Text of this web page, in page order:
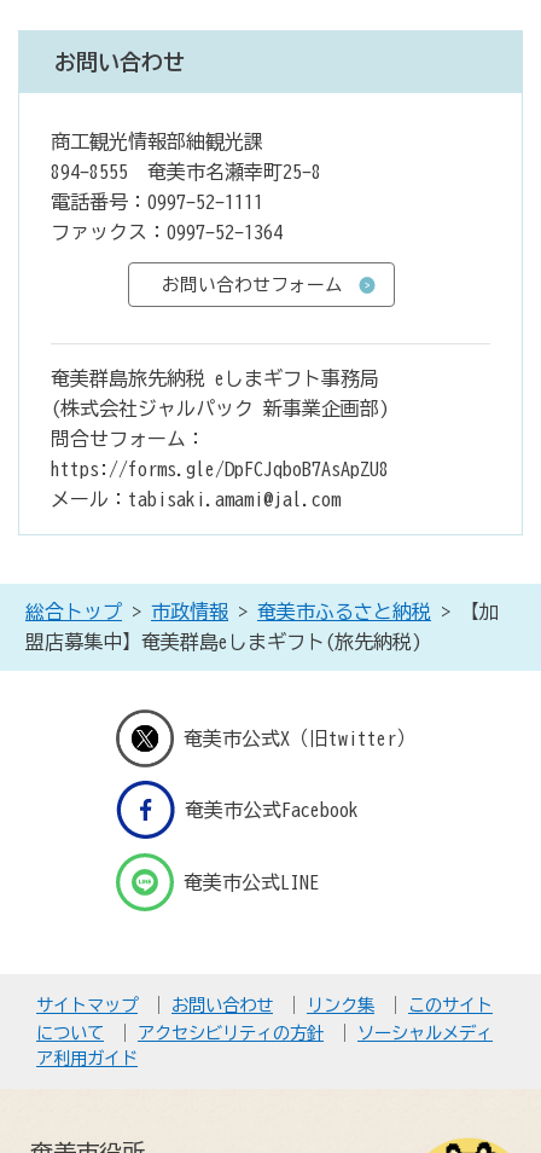
お問い合わせ
商工観光情報部紬観光課
894-8555 奄美市名瀬幸町25-8
電話番号：0997-52-1111
ファックス：0997-52-1364
奄美群島旅先納税 eしまギフト事務局
(株式会社ジャルパック 新事業企画部)
問合せフォーム：
https://forms.gle/DpFCJqboB7AsApZU8
メール：tabisaki.amami@jal.com
総合トップ > 市政情報 > 奄美市ふるさと納税 > 【加
盟店募集中】奄美群島eしまギフト(旅先納税)
奄美市公式X（旧twitter）
奄美市公式Facebook
奄美市公式LINE
サイトマップ お問い合わせ リンク集
このサイト
について
アクセシビリティの方針
ソーシャルメディ
ア利用ガイド